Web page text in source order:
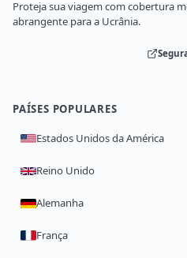
Proteja sua viagem com cobertura
abrangente para a Ucrânia.
PAÍSES POPULARES
Estados Unidos da América
Reino Unido
Alemanha
França